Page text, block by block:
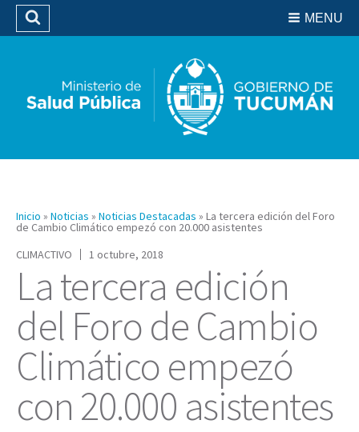
Biblioteca
MENU
Buscar
Inicio » Noticias » Noticias Destacadas » La tercera edición del Foro
de Cambio Climático empezó con 20.000 asistentes
CLIMACTIVO
1 octubre, 2018
La tercera edición
del Foro de Cambio
Climático empezó
con 20.000 asistentes